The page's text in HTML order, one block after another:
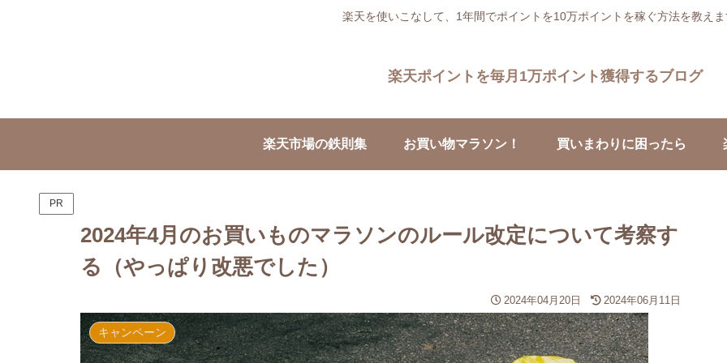
楽天を使いこなして、1年間でポイントを10万ポイントを稼ぐ方法を教えま
楽天ポイントを毎月1万ポイント獲得するブログ
楽天市場の鉄則集 お買い物マラソン！ 買いまわりに困ったら
PR
2024年4月のお買いものマラソンのルール改定について考察す
る（やっぱり改悪でした）
2024年04月20日 2024年06月11日
キャンペーン